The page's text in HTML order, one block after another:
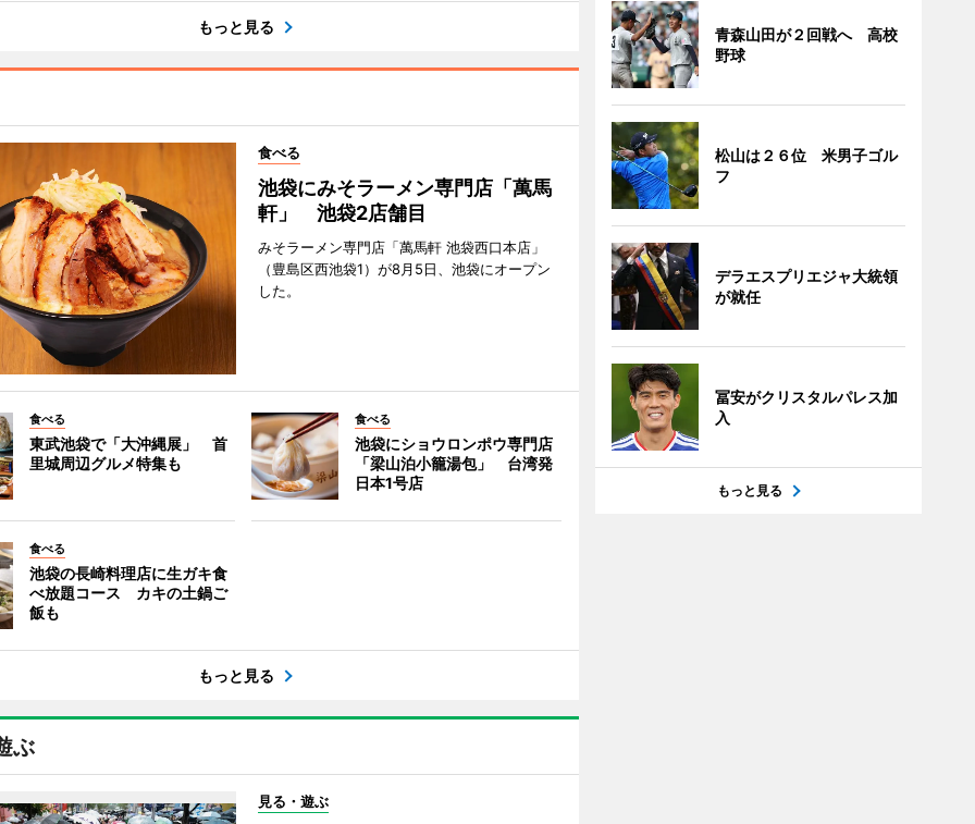
もっと見る
食べる
池袋にみそラーメン専門店「萬馬
軒」 池袋2店舗目
みそラーメン専門店「萬馬軒 池袋西口本店」
（豊島区西池袋1）が8月5日、池袋にオープン
した。
食べる
東武池袋で「大沖縄展」 首
里城周辺グルメ特集も
食べる
池袋にショウロンポウ専門店
「梁山泊小籠湯包」 台湾発
日本1号店
食べる
池袋の長崎料理店に生ガキ食
べ放題コース カキの土鍋ご
飯も
もっと見る
ぶ
見る・遊ぶ
青森山田が２回戦へ 高校
野球
松山は２６位 米男子ゴル
フ
デラエスプリエジャ大統領
が就任
冨安がクリスタルパレス加
入
もっと見る